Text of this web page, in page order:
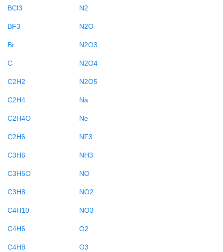
BCl3
BF3
Br
C
C2H2
C2H4
C2H4O
C2H6
C3H6
C3H6O
C3H8
C4H10
C4H6
C4H8
N2
N2O
N2O3
N2O4
N2O5
Na
Ne
NF3
NH3
NO
NO2
NO3
O2
O3